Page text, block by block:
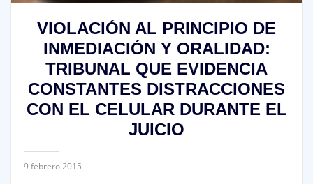
VIOLACIÓN AL PRINCIPIO DE
INMEDIACIÓN Y ORALIDAD:
TRIBUNAL QUE EVIDENCIA
CONSTANTES DISTRACCIONES
CON EL CELULAR DURANTE EL
JUICIO
9 febrero 2015